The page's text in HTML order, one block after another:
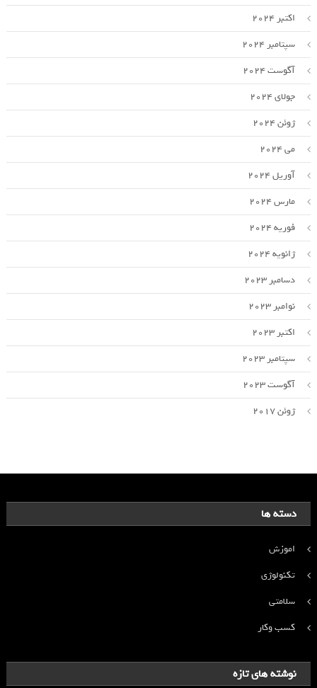
اکتبر 2024
سپتامبر 2024
آگوست 2024
جولای 2024
ژوئن 2024
می 2024
آوریل 2024
مارس 2024
فوریه 2024
ژانویه 2024
دسامبر 2023
نوامبر 2023
اکتبر 2023
سپتامبر 2023
آگوست 2023
ژوئن 2017
دسته ها
اموزش
تکنولوژی
سلامتی
کسب وکار
نوشته های تازه